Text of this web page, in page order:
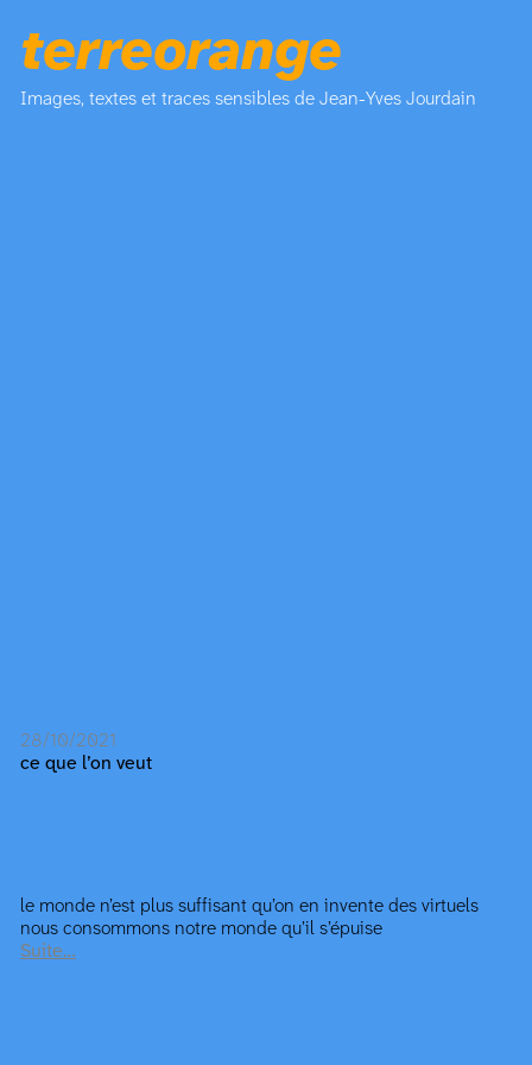
terreorange
Images, textes et traces sensibles de Jean-Yves Jourdain
28/10/2021
ce que l’on veut
le monde n’est plus suffisant qu’on en invente des virtuels
nous consommons notre monde qu’il s’épuise
Suite…